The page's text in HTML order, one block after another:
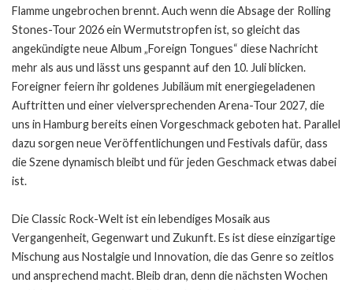
Flamme ungebrochen brennt. Auch wenn die Absage der Rolling
Stones-Tour 2026 ein Wermutstropfen ist, so gleicht das
angekündigte neue Album „Foreign Tongues“ diese Nachricht
mehr als aus und lässt uns gespannt auf den 10. Juli blicken.
Foreigner feiern ihr goldenes Jubiläum mit energiegeladenen
Auftritten und einer vielversprechenden Arena-Tour 2027, die
uns in Hamburg bereits einen Vorgeschmack geboten hat. Parallel
dazu sorgen neue Veröffentlichungen und Festivals dafür, dass
die Szene dynamisch bleibt und für jeden Geschmack etwas dabei
ist.
Die Classic Rock-Welt ist ein lebendiges Mosaik aus
Vergangenheit, Gegenwart und Zukunft. Es ist diese einzigartige
Mischung aus Nostalgie und Innovation, die das Genre so zeitlos
und ansprechend macht. Bleib dran, denn die nächsten Wochen